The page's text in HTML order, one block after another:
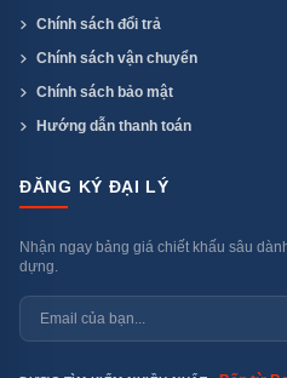
Tiết kiệm năng
hóa hiệu quả sử dụng điện
KU X5-1 tiêu thụ 0,6 kwh
Chính sách đổi trả
Chính sách vận chuyển
Chính sách bảo mật
Hướng dẫn thanh toán
ĐĂNG KÝ ĐẠI LÝ
Nhận ngay bảng giá chiết khấu sâu
dựng.